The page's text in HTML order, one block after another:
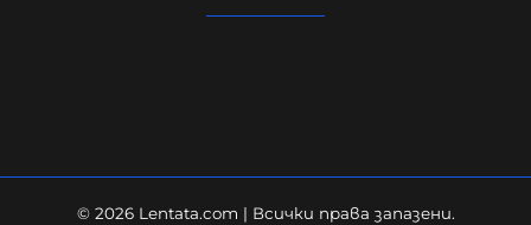
© 2026 Lentata.com | Всички права запазени.